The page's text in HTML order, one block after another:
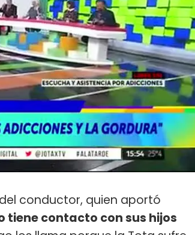
conductor, quien aportó
tiene contacto con sus hijos